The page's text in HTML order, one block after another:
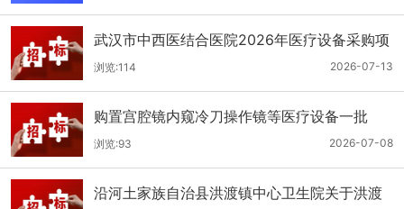
武汉市中西医结合医院2026年医疗设备采购项
目四公开招标公告
2026-07-13
浏览:114
购置宫腔镜内窥冷刀操作镜等医疗设备一批
（双盲+远程异地+分散）
2026-07-08
浏览:93
沿河土家族自治县洪渡镇中心卫生院关于洪渡